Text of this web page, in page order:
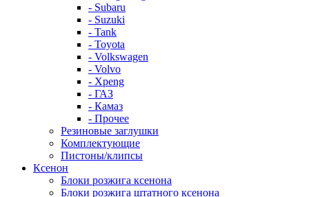
- Subaru
- Suzuki
- Tank
- Toyota
- Volkswagen
- Volvo
- Xpeng
- ГАЗ
- Камаз
- Прочее
Резиновые заглушки
Комплектующие
Пистоны/клипсы
Ксенон
Блоки розжига ксенона
Блоки розжига штатного ксенона